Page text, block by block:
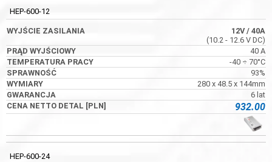
HEP-600-12
12V/ 40A
(10.2 - 12.6 V DC)
40 A
-40 ÷ 70°C
93%
280 x 48.5 x 144mm
6 lat
932.00
HEP-600-24
54VDC
HEP-150-54A
54V/ 2.8A
(49 - 58 V DC)
2.8 A
-55 ÷ 70°C